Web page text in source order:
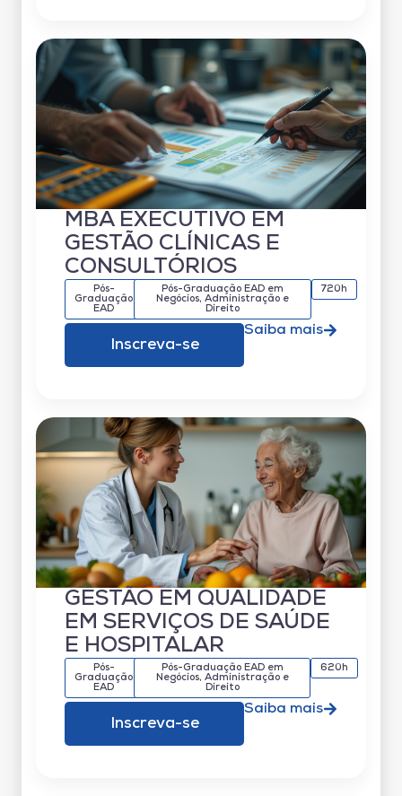
MBA EXECUTIVO EM
GESTÃO CLÍNICAS E
CONSULTÓRIOS
Pós-
Graduação
EAD
Pós-Graduação EAD em
Negócios, Administração e
Direito
720h
Inscreva-se
Saiba mais
GESTÃO EM QUALIDADE
EM SERVIÇOS DE SAÚDE
E HOSPITALAR
Pós-
Graduação
EAD
Pós-Graduação EAD em
Negócios, Administração e
Direito
620h
Inscreva-se
Saiba mais